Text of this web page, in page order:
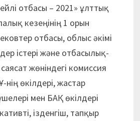
отбасы – 2021» ұлттық
кезеңінің 1 орын
отбасы, облыс әкімі
істері және отбасылық-
жөніндегі комиссия
нің өкілдері, жастар
мен БАҚ өкілдері
ізденгіш, тапқыр